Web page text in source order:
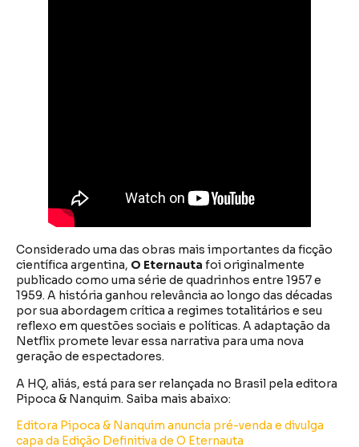
Considerado uma das obras mais importantes da ficção
científica argentina, O Eternauta foi originalmente
publicado como uma série de quadrinhos entre 1957 e
1959. A história ganhou relevância ao longo das décadas
por sua abordagem crítica a regimes totalitários e seu
reflexo em questões sociais e políticas. A adaptação da
Netflix promete levar essa narrativa para uma nova
geração de espectadores.
A HQ, aliás, está para ser relançada no Brasil pela editora
Pipoca & Nanquim. Saiba mais abaixo:
Editora Pipoca & Nanquim anuncia pré-venda e divulga
capa da Edição Definitiva de O Eternauta